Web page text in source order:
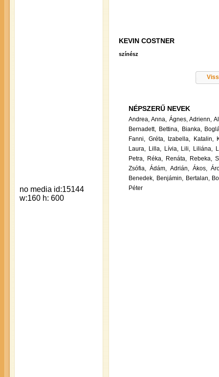
KEVIN COSTNER
színész
NÉPSZERŰ NEVEK
Andrea, Anna, Ágnes, Adrienn,
Bernadett, Bettina, Bianka,
Fanni, Gréta, Izabella, Katalin,
Laura, Lilla, Lívia, Lili, Liliána,
Petra, Réka, Renáta, Rebeka,
Zsófia, Ádám, Adrián, Ákos,
Benedek, Benjámin, Bertalan,
Péter